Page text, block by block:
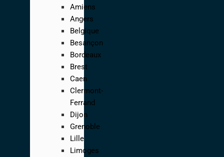
Amiens
Angers
Belgique
Besançon
Bordeaux
Brest
Caen
Clermont-
Ferrand
Dijon
Grenoble
Lille
Limoges